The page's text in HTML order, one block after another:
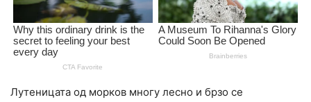
Лутеницата од морков многу лесно и брзо се